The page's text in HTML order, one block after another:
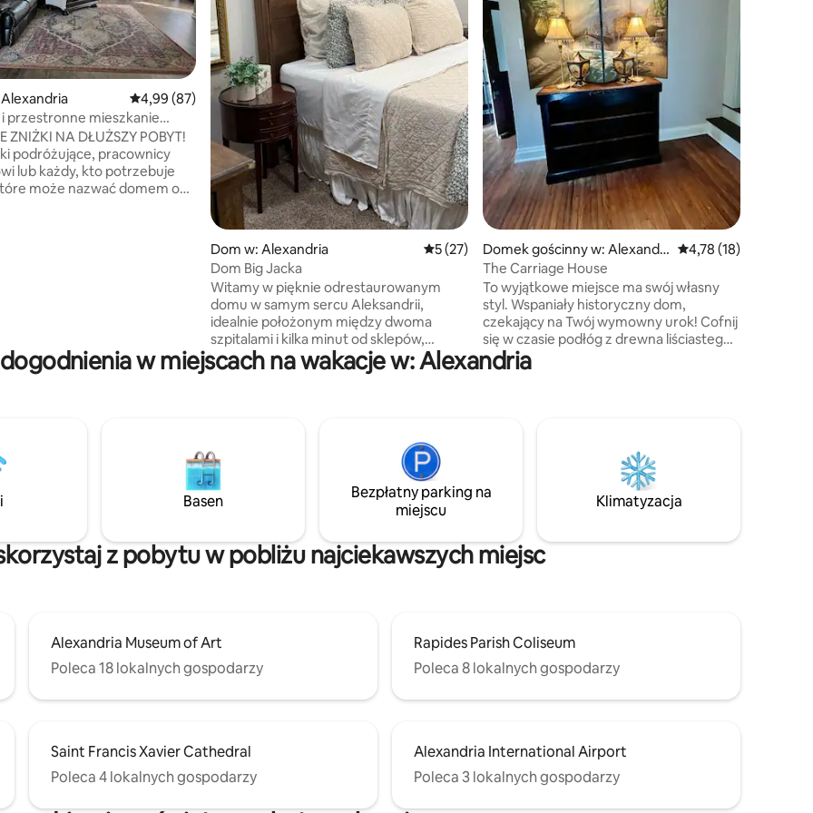
liczba recenzji: 91 Średnia ocena: 4,99 na 5, liczba recenzji: 87
4,99 (87)
przestronne mieszkanie
ZNIŻKI NA DŁUŻSZY POBYT!
podróżujące, pracownicy
lub każdy, kto potrzebuje
może nazwać domem od 1
Jesteś kilka minut od
miejsca, do którego musisz
Dom w: Alexandria Średnia ocena: 5 na 5, liczba recenzji: 27
5 (27)
Dom Big Jacka
Witamy w pięknie odrestaurowanym
domu w samym sercu Aleksandrii,
idealnie położonym między dwoma
szpitalami i kilka minut od sklepów,
restauracji i lokalnych atrakcji. To idealne
miejsce dla pielęgniarek, rodzin lub osób
nieskazitelnymi przestrzeniami i w pełni
wyposażoną kuchnią. Gry planszowe dla
wszystkich i zabawki dla dzieci sprawiają,
że czujesz się jak w domu. Zrelaksuj się
przy kawie lub odpocznij po długim dniu
Domek gościnny w: Alexandri
a
Średnia ocena: 4,78
4,78 (18)
The Carriage House
To wyjątkowe miejsce ma swój własny
styl. Wspaniały historyczny dom,
czekający na Twój wymowny urok! Cofnij
się w czasie podłóg z drewna liściastego i
wanny z pazurami. Wszystkie nowe
urządzenia i zupełnie nowe oświetlenie,
kuchenka gazowa Średnie łóżko
Podwójne łóżko Na terenie obiektu
obowiązuje zakaz palenia. Na podwórku
przed domem znajduje się patio ze
Dziękujemy, Tootie
w miejscach na wakacje w: Alexandria
Basen
Bezpłatny parking na
miejscu
Klimatyzacja
z pobytu w pobliżu najciekawszych miejsc
Alexandria Museum of Art
Poleca 18 lokalnych gospodarzy
Rapides Parish Coliseum
Poleca 8 lokalnych gospodarzy
Saint Francis Xavier Cathedral
Poleca 4 lokalnych gospodarzy
Alexandria International Airport
Poleca 3 lokalnych gospodarzy